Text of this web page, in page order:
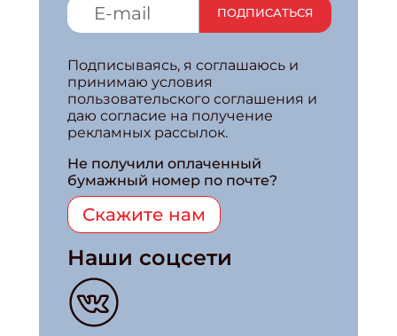
ПОДПИСАТЬСЯ
Подписываясь, я соглашаюсь и
принимаю условия
пользовательского соглашения и
даю согласие на получение
рекламных рассылок.
Не получили оплаченный
бумажный номер по почте?
Скажите нам
Наши соцсети